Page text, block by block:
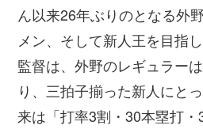
ん以来26年ぶりのとなる外
メン、そして新人王を目指
監督は、外野のレギュラー
り、三拍子揃った新人にと
来は「打率3割・30本塁打